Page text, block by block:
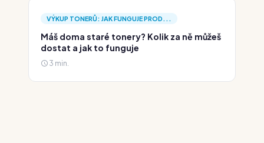
VÝKUP TONERŮ: JAK FUNGUJE PROD...
Máš doma staré tonery? Kolik za ně můžeš
dostat a jak to funguje
3 min.